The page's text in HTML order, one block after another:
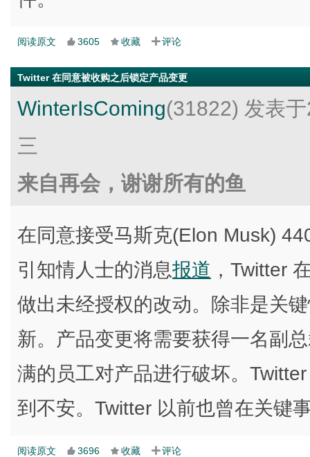
阅读原文 3605 收藏 评论
Twitter 在同意被收购之后锁定产品变更
WinterIsComing(31822) 发表
三
来自再会，谢谢所有的鱼
在同意接受马斯克(Elon Musk)
引知情人士的消息报道 ，Twitter
做出未经授权的改动。除非是关
新。产品变更将需要获得一名副
满的员工对产品进行破坏。
到不安。Twitter 以前也曾在关键
阅读原文 3696 收藏 评论